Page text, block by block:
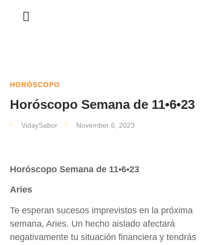
HORÓSCOPO
Horóscopo Semana de 11•6•23
VidaySabor November 6, 2023
Horóscopo Semana de 11•6•23
Aries
Te esperan sucesos imprevistos en la próxima
semana, Aries. Un hecho aislado afectará
negativamente tu situación financiera y tendrás